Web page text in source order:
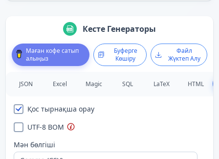
Кесте Генераторы
Маған кофе сатып
алыңыз
Буферге
Көшіру
Файл
Жүктеп Алу
JSON Excel Magic SQL LaTeX HTML
Қос тырнақша орау
UTF-8 BOM
Мән бөлгіші